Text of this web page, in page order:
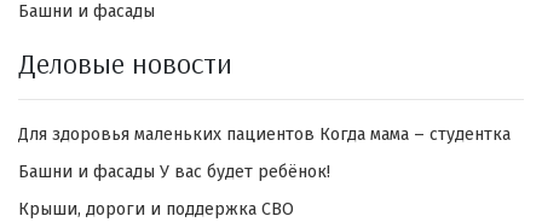
Башни и фасады
Деловые новости
Для здоровья маленьких пациентов Когда мама – студентка
Башни и фасады У вас будет ребёнок!
Крыши, дороги и поддержка СВО